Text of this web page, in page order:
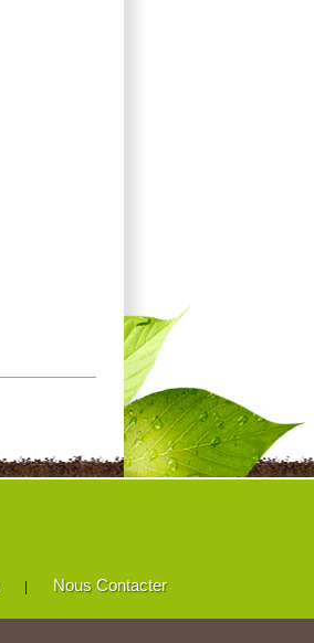
| Nous Contacter